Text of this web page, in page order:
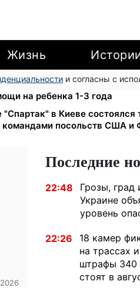
Жизнь
и согласны с
день — получайте
на ребенка 1-3 года
"Спартак" в Киеве состоялся
посольств США и
Последние
22:48
Грозы,
Украине
уровень
22:26
18 камер
на трассах
штрафы 340
стоят в